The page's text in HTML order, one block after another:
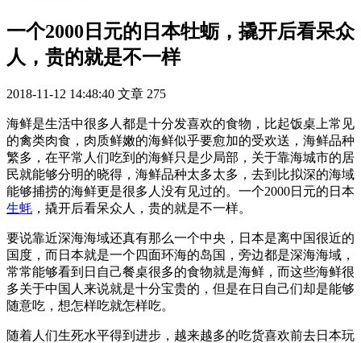
一个2000日元的日本牡蛎，撬开后看呆众
人，贵的就是不一样
2018-11-12 14:48:40 文章 275
海鲜是生活中很多人都是十分发喜欢的食物，比起饭桌上常见
的禽类肉食，肉质鲜嫩的海鲜似乎要愈加的受欢送，海鲜品种
繁多，在平常人们吃到的海鲜只是少局部，关于靠海城市的居
民就能够分明的晓得，海鲜品种太多太多，去到比拟深的海域
能够捕捞的海鲜更是很多人没有见过的。一个2000日元的日本
生蚝 ，撬开后看呆众人，贵的就是不一样。
要说靠近深海海域还真有那么一个中央，日本是离中国很近的
国度，而日本就是一个四面环海的岛国，旁边都是深海海域，
常常能够看到日自己餐桌很多的食物就是海鲜，而这些海鲜很
多关于中国人来说就是十分宝贵的，但是在日自己们却是能够
随意吃，想怎样吃就怎样吃。
随着人们生死水平得到进步，越来越多的吃货喜欢前去日本玩